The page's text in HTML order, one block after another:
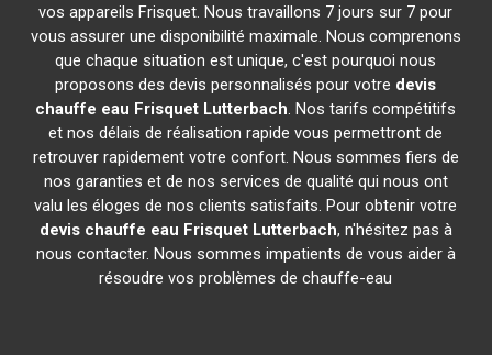
vos appareils Frisquet. Nous travaillons 7 jours sur 7 pour
vous assurer une disponibilité maximale. Nous comprenons
que chaque situation est unique, c'est pourquoi nous
proposons des devis personnalisés pour votre devis
chauffe eau Frisquet Lutterbach. Nos tarifs compétitifs
et nos délais de réalisation rapide vous permettront de
retrouver rapidement votre confort. Nous sommes fiers de
nos garanties et de nos services de qualité qui nous ont
valu les éloges de nos clients satisfaits. Pour obtenir votre
devis chauffe eau Frisquet Lutterbach, n'hésitez pas à
nous contacter. Nous sommes impatients de vous aider à
résoudre vos problèmes de chauffe-eau